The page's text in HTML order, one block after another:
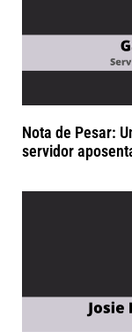
Nota de Pesar:
servidor